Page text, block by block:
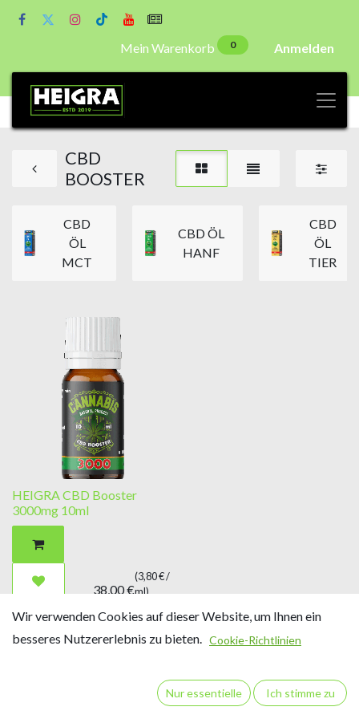
Mein Warenkorb 0 Anmelden
CBD
BOOSTER
CBD
ÖL
MCT
CBD ÖL
HANF
CBD
ÖL
TIER
HEIGRA CBD Booster
3000mg 10ml
38,00€
(3,80€ /
ml)
Wir verwenden Cookies auf dieser Website, um Ihnen ein
besseres Nutzererlebnis zu bieten. Cookie-Richtlinien
Nur essentielle Ich stimme zu